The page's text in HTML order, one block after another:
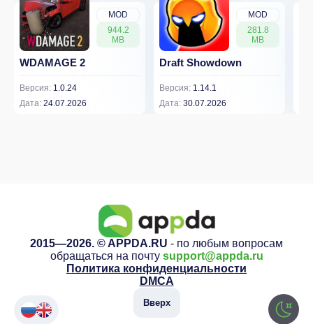
MOD
944.2
MB
WDAMAGE 2
Версия: 1.0.24
Дата: 24.07.2026
MOD
281.8
MB
Draft Showdown
Версия: 1.14.1
Дата: 30.07.2026
2015—2026. © APPDA.RU - по любым вопросам
обращаться на почту support@appda.ru
Политика конфиденциальности
DMCA
Вверх